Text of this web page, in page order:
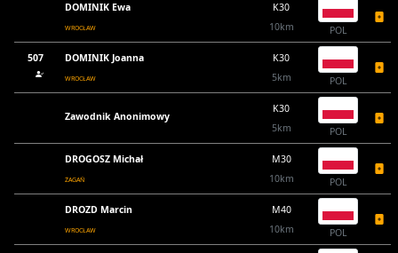
DOMINIK Ewa
WROCŁAW
K30
10km
POL
507 DOMINIK Joanna
WROCŁAW
K30
5km
POL
Zawodnik Anonimowy
K30
5km
POL
DROGOSZ Michał
ŻAGAŃ
M30
10km
POL
DROZD Marcin
WROCŁAW
M40
10km
POL